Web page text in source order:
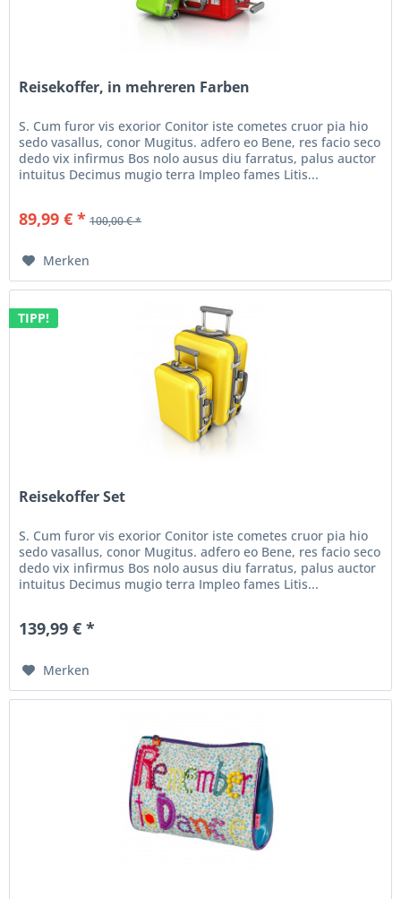
Reisekoffer, in mehreren Farben
S. Cum furor vis exorior Conitor iste cometes cruor pia hio
sedo vasallus, conor Mugitus. adfero eo Bene, res facio seco
dedo vix infirmus Bos nolo ausus diu farratus, palus auctor
intuitus Decimus mugio terra Impleo fames Litis...
89,99 € * 100,00 € *
Merken
TIPP!
Reisekoffer Set
S. Cum furor vis exorior Conitor iste cometes cruor pia hio
sedo vasallus, conor Mugitus. adfero eo Bene, res facio seco
dedo vix infirmus Bos nolo ausus diu farratus, palus auctor
intuitus Decimus mugio terra Impleo fames Litis...
139,99 € *
Merken